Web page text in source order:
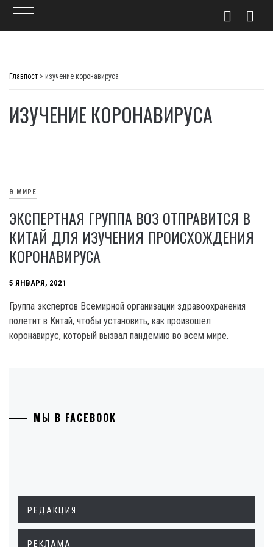
Главпост > изучение коронавируса
ИЗУЧЕНИЕ КОРОНАВИРУСА
В МИРЕ
ЭКСПЕРТНАЯ ГРУППА ВОЗ ОТПРАВИТСЯ В
КИТАЙ ДЛЯ ИЗУЧЕНИЯ ПРОИСХОЖДЕНИЯ
КОРОНАВИРУСА
5 ЯНВАРЯ, 2021
Группа экспертов Всемирной организации здравоохранения
полетит в Китай, чтобы установить, как произошел
коронавирус, который вызвал пандемию во всем мире.
МЫ В FACEBOOK
РЕДАКЦИЯ
РЕКЛАМА